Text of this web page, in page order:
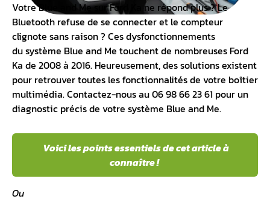
VotreBlue and Mesur Ford Ka ne répond plus ? Le
Bluetooth refuse de se connecter et le compteur
clignote sans raison? Ces dysfonctionnements
dusystème Blue and Me touchent de nombreuses Ford
Ka de 2008 à 2016. Heureusement, des solutions existent
pour retrouver toutes les fonctionnalités de votre boîtier
multimédia. Contactez-nous au 06 98 66 23 61 pour un
diagnostic précis de votre système Blue and Me.
Voici les points essentiels de cet article à
connaître !
Ou